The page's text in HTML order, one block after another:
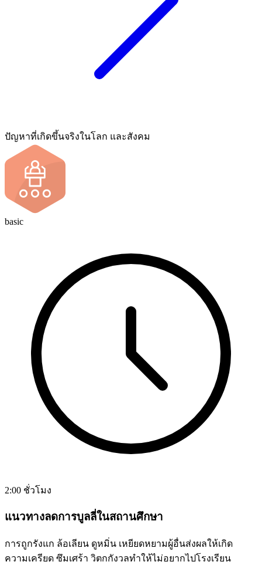
ปัญหาที่เกิดขึ้นจริงในโลก และสังคม
basic
2:00 ชั่วโมง
แนวทางลดการบูลลี่ในสถานศึกษา
การถูกรังแก ล้อเลียน ดูหมิ่น เหยียดหยามผู้อื่นส่งผลให้เกิด
ความเครียด ซึมเศร้า วิตกกังวลทำให้ไม่อยากไปโรงเรียน